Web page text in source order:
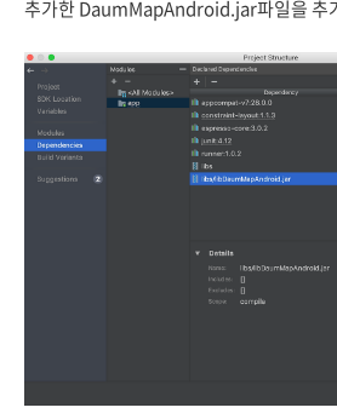
추가한 DaumMapAndroid.jar파일을 추